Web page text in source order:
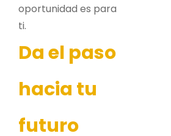
oportunidad es para
ti.
Da el paso
hacia tu
futuro